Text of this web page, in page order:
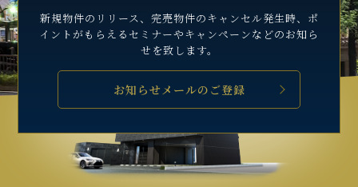
新規物件のリリース、完売物件のキャンセル発生時、 ポ
イントがもらえるセミナーやキャンペーンなどのお知ら
せを致します。
お知らせメールのご登録